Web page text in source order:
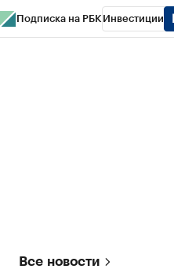
Подписка на РБК Инвестиции
Все новости